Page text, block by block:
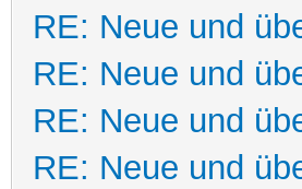
RE: Neue und
RE: Neue und
RE: Neue und
RE: Neue und